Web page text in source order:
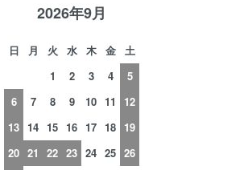
2026年9月
日 月 火 水 木 金
土
1
2 3 4
5
6
7 8 9 10 11
12
13 14 15 16 17 18 19
20 21 22 23 24 25 26